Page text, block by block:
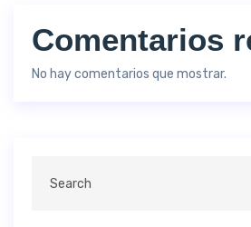
Comentarios
No hay comentarios que mostrar.